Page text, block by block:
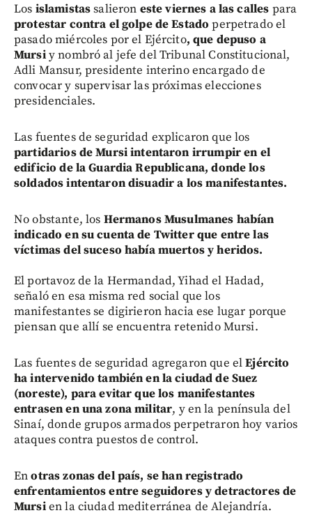
Los islamistassalieron este viernes a las calles para
protestar contra el golpe de Estado perpetrado el
pasado miércoles por el Ejército, que depuso a
Mursiy nombró al jefe del Tribunal Constitucional,
Adli Mansur, presidente interino encargado de
convocar y supervisar las próximas elecciones
presidenciales.
Las fuentes de seguridad explicaron que los
partidarios de Mursi intentaron irrumpir en el
edificio de la Guardia Republicana, donde los
soldados intentaron disuadir a los manifestantes.
No obstante, los Hermanos Musulmanes habían
indicado en su cuenta de Twitter que entre las
víctimas del suceso había muertos y heridos.
El portavoz de la Hermandad, Yihad el Hadad,
señaló en esa misma red social que los
manifestantes se digirieron hacia ese lugar porque
piensan que allí se encuentra retenido Mursi.
Las fuentes de seguridad agregaron que elEjército
ha intervenido también en la ciudad de Suez
(noreste), para evitar que los manifestantes
entrasen en una zona militar, y en la península del
Sinaí, donde grupos armados perpetraron hoy varios
ataques contra puestos de control.
Enotras zonas del país, se han registrado
enfrentamientos entre seguidores y detractores de
Mursien la ciudad mediterránea de Alejandría.